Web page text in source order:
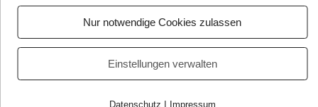
Mürzzuschlag (ST)
Zeltweg (ST)
Spittal-Millstättersee (K)
Lauterach (V)
Nur notwendige Cookies zulassen
Einstellungen verwalten
Datenschutz | Impressum